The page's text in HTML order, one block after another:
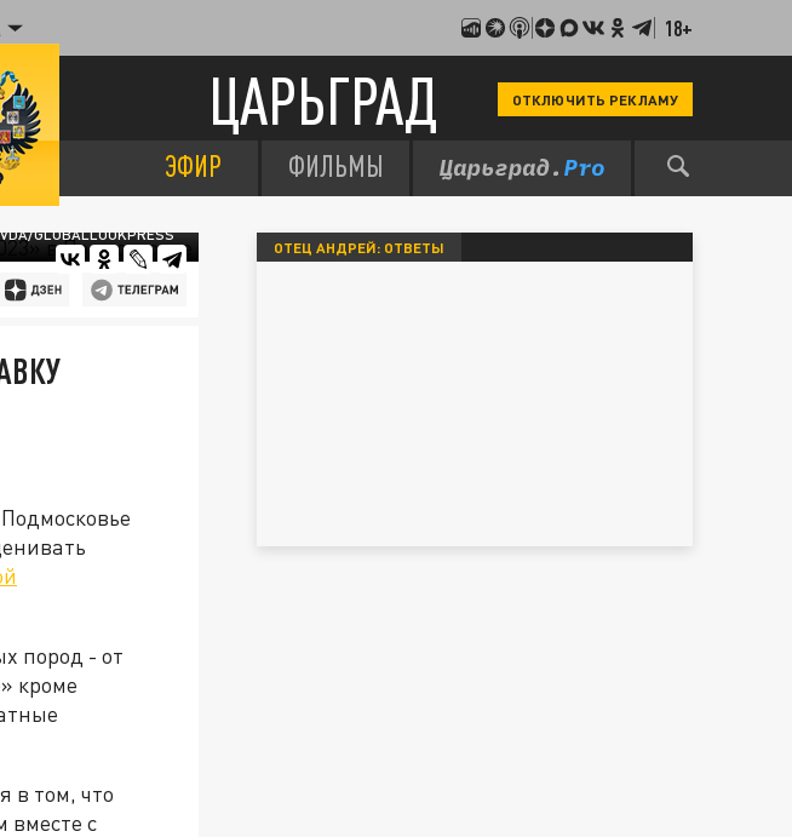
18+
ЦАРЬГРАД ОТКЛЮЧИТЬ РЕКЛАМУ
ЭФИР ФИЛЬМЫ
GLOBALLOOKPRESS
пород - от
кроме
в том, что
вместе с
ОТЕЦ АНДРЕЙ: ОТВЕТЫ